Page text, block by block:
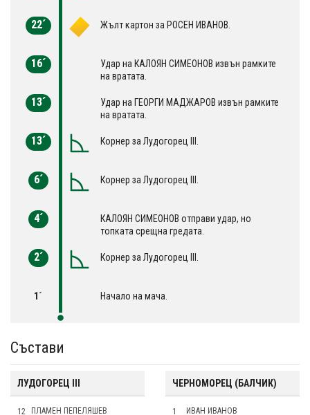
22´ Жълт картон за РОСЕН ИВАНОВ.
16´
Удар на КАЛОЯН СИМЕОНОВ извън рамките
на вратата.
13´
Удар на ГЕОРГИ МАДЖАРОВ извън рамките
на вратата.
13´ Корнер за Лудогорец III.
6´ Корнер за Лудогорец III.
4´
КАЛОЯН СИМЕОНОВ отправи удар, но
топката срещна гредата.
2´ Корнер за Лудогорец III.
1´ Начало на мача.
Състави
ЛУДОГОРЕЦ III
12 ПЛАМЕН ПЕПЕЛЯШЕВ
ЧЕРНОМОРЕЦ (БАЛЧИК)
1 ИВАН ИВАНОВ